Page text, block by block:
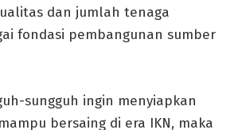
dan jumlah tenaga
fondasi pembangunan sumber
sungguh ingin menyiapkan
bersaing di era IKN, maka